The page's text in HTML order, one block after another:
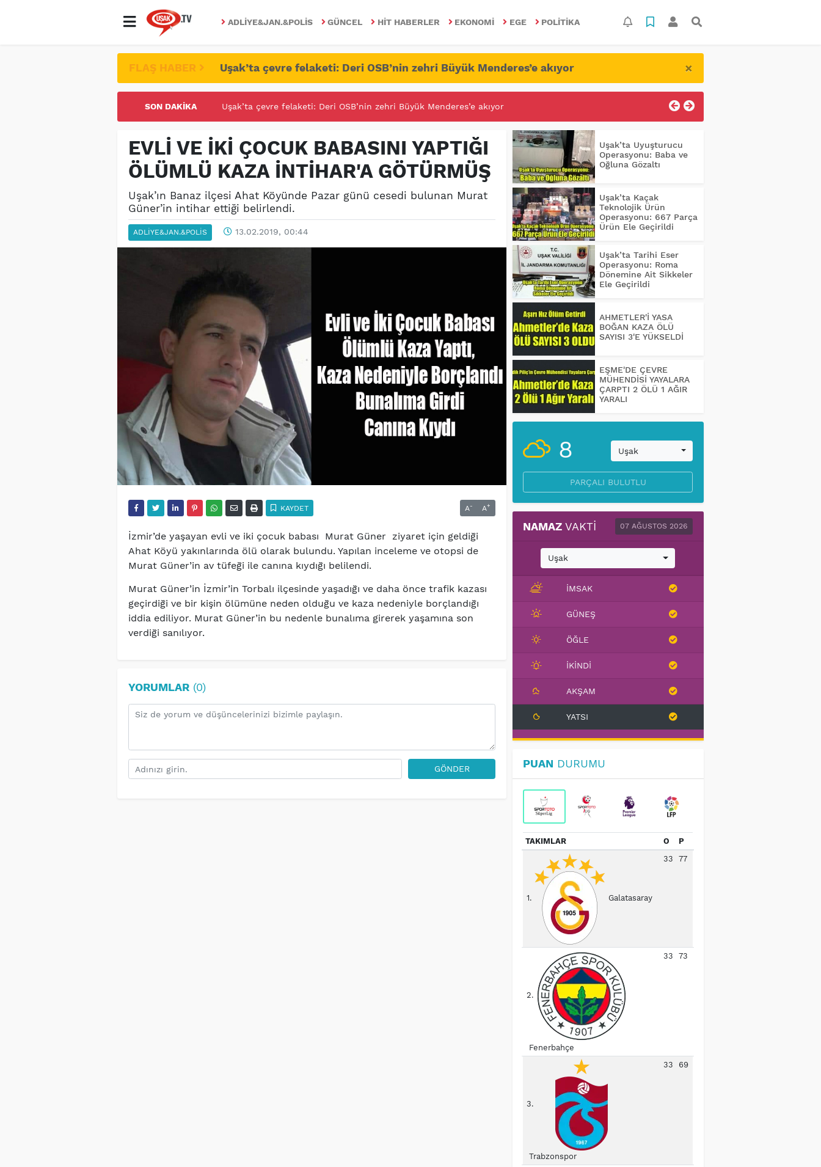
ADLIYE&JAN.&POLIS GÜNCEL HIT HABERLER EKONOMI EGE POLITIKA
FLAŞ HABER Uşak’ta çevre felaketi: Deri OSB’nin zehri Büyük Menderes’e akıyor ×
SON DAKIKA UŞAK ÜNİVERİTESİNDE FETÖ/PDY İLE YALANDAN MÜCADELE!
EVLİ VE İKİ ÇOCUK BABASINI YAPTIĞI
ÖLÜMLÜ KAZA İNTİHAR'A GÖTÜRMÜŞ
Uşak’ın Banaz ilçesi Ahat Köyünde Pazar günü cesedi bulunan Murat
Güner’in intihar ettiği belirlendi.
ADLIYE&JAN.&POLIS 13.02.2019, 00:44
KAYDET A- A+
İzmir’de yaşayan evli ve iki çocuk babası Murat Güner ziyaret için geldiği
Ahat Köyü yakınlarında ölü olarak bulundu. Yapılan inceleme ve otopsi de
Murat Güner’in av tüfeği ile canına kıydığı belilendi.
Murat Güner’in İzmir’in Torbalı ilçesinde yaşadığı ve daha önce trafik kazası
geçirdiği ve bir kişin ölümüne neden olduğu ve kaza nedeniyle borçlandığı
iddia ediliyor. Murat Güner’in bu nedenle bunalıma girerek yaşamına son
verdiği sanılıyor.
YORUMLAR(0)
GÖNDER
Uşak’ta Uyuşturucu
Operasyonu: Baba ve
Oğluna Gözaltı
Uşak’ta Kaçak
Teknolojik Ürün
Operasyonu: 667 Parça
Ürün Ele Geçirildi
Uşak’ta Tarihi Eser
Operasyonu: Roma
Dönemine Ait Sikkeler
Ele Geçirildi
AHMETLER'İ YASA
BOĞAN KAZA ÖLÜ
SAYISI 3'E YÜKSELDİ
EŞME'DE ÇEVRE
MÜHENDİSİ YAYALARA
ÇARPTI 2 ÖLÜ 1 AĞIR
YARALI
8 Uşak
PARÇALI BULUTLU
NAMAZ VAKTI 07 AĞUSTOS 2026
Uşak
İMSAK
GÜNEŞ
ÖĞLE
İKINDI
AKŞAM
YATSI
PUAN DURUMU
TAKIMLAR O P
1. Galatasaray
33 77
2.
Fenerbahçe
33 73
3.
Trabzonspor
33 69